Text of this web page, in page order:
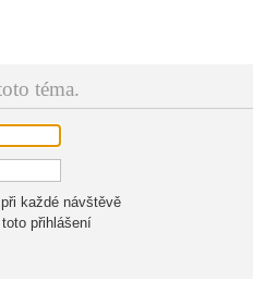
téma.
každé návštěvě
přihlášení